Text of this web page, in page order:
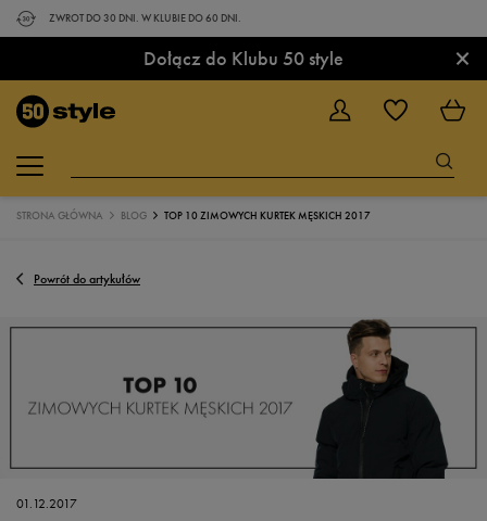
ZWROT DO 30 DNI. W KLUBIE DO 60 DNI.
Dołącz do Klubu 50 style ×
STRONA GŁÓWNA BLOG TOP 10 ZIMOWYCH KURTEK MĘSKICH 2017
Powrót do artykułów
01.12.2017